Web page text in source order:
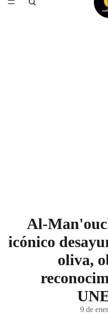
Al-
icónico
oliva,
9 de